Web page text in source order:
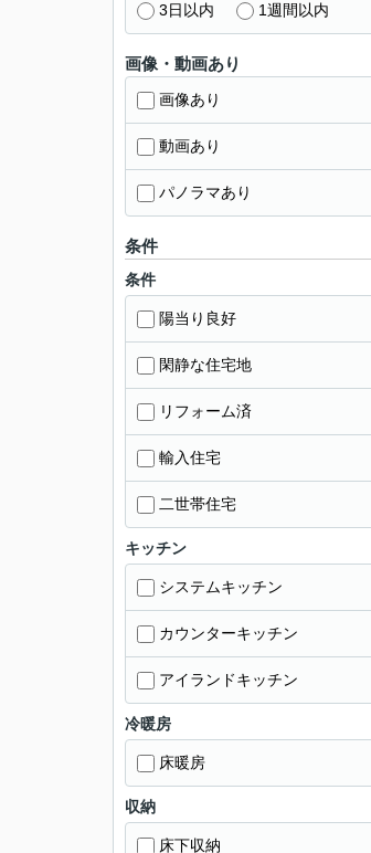
3日以内 1週間以内
画像・動画あり
画像あり
動画あり
パノラマあり
条件
条件
陽当り良好
閑静な住宅地
リフォーム済
輸入住宅
二世帯住宅
キッチン
システムキッチン
カウンターキッチン
アイランドキッチン
冷暖房
床暖房
収納
床下収納